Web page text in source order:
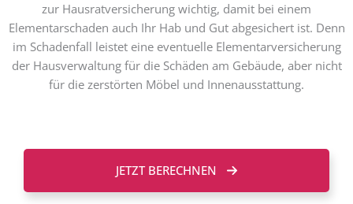
zur Hausratversicherung wichtig, damit bei einem
Elementarschaden auch Ihr Hab und Gut abgesichert ist. Denn
im Schadenfall leistet eine eventuelle Elementarversicherung
der Hausverwaltung für die Schäden am Gebäude, aber nicht
für die zerstörten Möbel und Innenausstattung.
JETZT BERECHNEN